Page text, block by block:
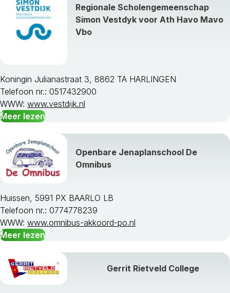
Regionale Scholengemeenschap
Simon Vestdyk voor Ath Havo Mavo
Vbo
Koningin Julianastraat 3, 8862 TA HARLINGEN
Telefoon nr.: 0517432900
WWW: www.vestdijk.nl
Meer lezen
Openbare Jenaplanschool De
Omnibus
Huissen, 5991 PX BAARLO LB
Telefoon nr.: 0774778239
WWW: www.omnibus-akkoord-po.nl
Meer lezen
Gerrit Rietveld College